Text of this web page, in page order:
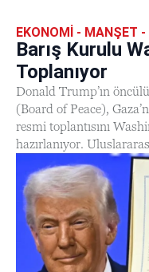
EKONOMI - MANŞET
Barış Kurulu
Toplanıyor
Donald Trump’ın
(Board of Peace),
resmi toplantısını
hazırlanıyor.